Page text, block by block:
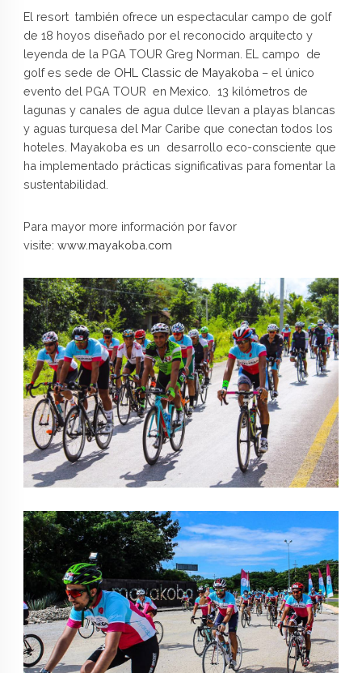
El resort también ofrece un espectacular campo de golf
de 18 hoyos diseñado por el reconocido arquitecto y
leyenda de la PGA TOUR Greg Norman. EL campo de
golf es sede de OHL Classic de Mayakoba – el único
evento del PGA TOUR en Mexico. 13 kilómetros de
lagunas y canales de agua dulce llevan a playas blancas
y aguas turquesa del Mar Caribe que conectan todos los
hoteles. Mayakoba es un desarrollo eco-consciente que
ha implementado prácticas significativas para fomentar la
sustentabilidad.
Para mayor more información por favor
visite: www.mayakoba.com